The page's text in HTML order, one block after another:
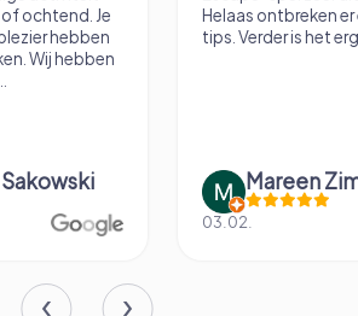
ochtend. Je
hebben
Wij hebben
Helaas ontbreken er
tips. Verder is het
Mareen
03.02.